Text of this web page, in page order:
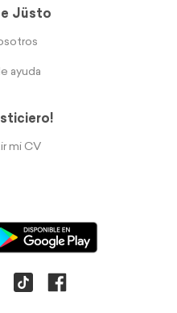
Jüsto
ayuda
mi CV